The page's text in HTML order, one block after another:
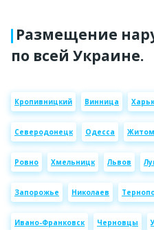
Размещение
по всей Украине.
Кропивницкий Винница
Северодонецк Одесса
Ровно Хмельницк Львов
Запорожье Николаев
Ивано-Франковск Черновцы